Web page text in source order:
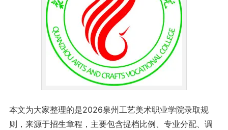
本文为大家整理的是2026泉州工艺美术职业学院录取规
则，来源于招生章程，主要包含提档比例、专业分配、调